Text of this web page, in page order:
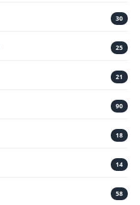
30
25
21
90
18
14
58